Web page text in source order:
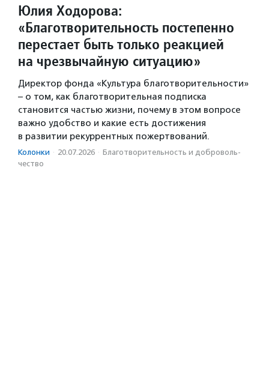
Юлия Ходорова:
«Благотворительность постепенно
перестает быть только реакцией
на чрезвычайную ситуацию»
Директор фонда «Культура благотворительности»
– о том, как благотворительная подписка
становится частью жизни, почему в этом вопросе
важно удобство и какие есть достижения
в развитии рекуррентных пожертвований.
Колонки · 20.07.2026 · Благотвори­тель­ность и доброволь­
чест­во